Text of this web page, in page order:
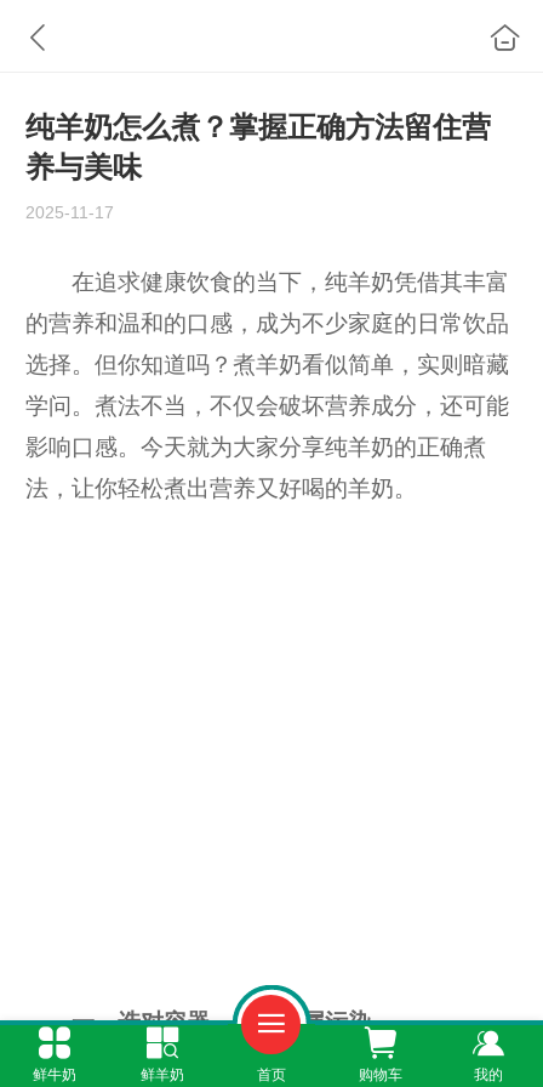
纯羊奶怎么煮？掌握正确方法留住营
养与美味
2025-11-17
在追求健康饮食的当下，纯羊奶凭借其丰富
的营养和温和的口感，成为不少家庭的日常饮品
选择。但你知道吗？煮羊奶看似简单，实则暗藏
学问。煮法不当，不仅会破坏营养成分，还可能
影响口感。今天就为大家分享纯羊奶的正确煮
法，让你轻松煮出营养又好喝的羊奶。
一、选对容器，避免金属污染
鲜牛奶 鲜羊奶 首页 购物车 我的